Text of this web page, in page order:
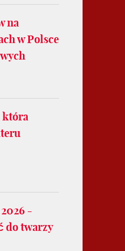
na
w Polsce
która
-
do twarzy